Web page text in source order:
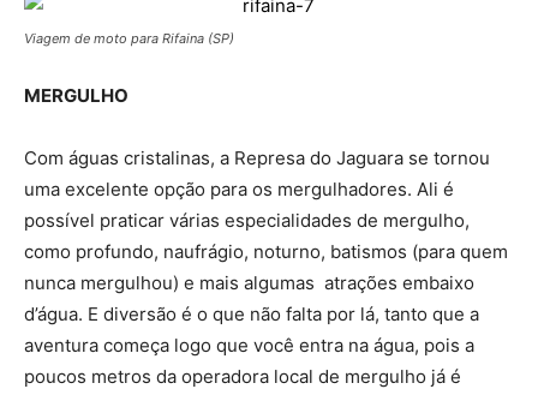
Viagem de moto para Rifaina (SP)
MERGULHO
Com águas cristalinas, a Represa do Jaguara se tornou
uma excelente opção para os mergulhadores. Ali é
possível praticar várias especialidades de mergulho,
como profundo, naufrágio, noturno, batismos (para quem
nunca mergulhou) e mais algumas atrações embaixo
d’água. E diversão é o que não falta por lá, tanto que a
aventura começa logo que você entra na água, pois a
poucos metros da operadora local de mergulho já é